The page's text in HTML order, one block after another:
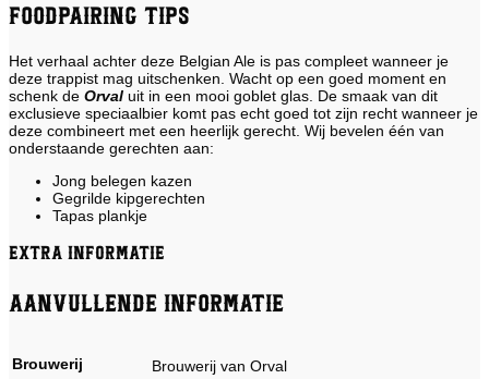
Foodpairing tips
Het verhaal achter deze Belgian Ale is pas compleet wanneer je
deze trappist mag uitschenken. Wacht op een goed moment en
schenk de Orval uit in een mooi goblet glas. De smaak van dit
exclusieve speciaalbier komt pas echt goed tot zijn recht wanneer je
deze combineert met een heerlijk gerecht. Wij bevelen één van
onderstaande gerechten aan:
Jong belegen kazen
Gegrilde kipgerechten
Tapas plankje
Extra informatie
Aanvullende informatie
Brouwerij Brouwerij van Orval